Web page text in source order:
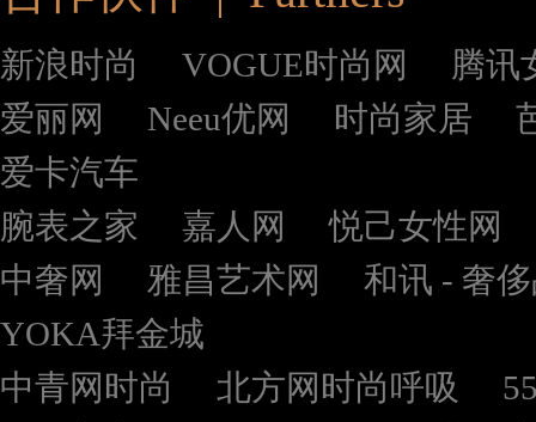
新浪时尚 VOGUE时尚网
腾讯
爱丽网
Neeu优网 时尚家居
爱卡汽车
腕表之家
嘉人网
悦己女性网
中奢网
雅昌艺术网
和讯 - 奢
YOKA拜金城
中青网时尚
北方网时尚呼吸